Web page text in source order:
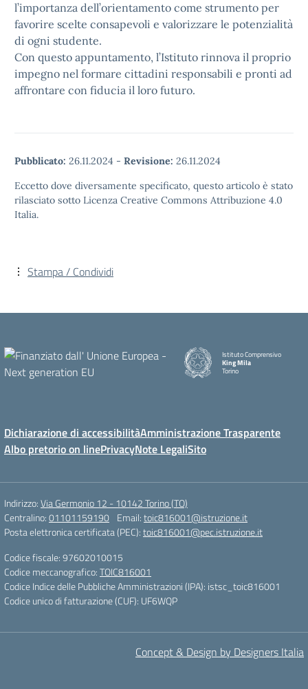
l’importanza dell’orientamento come strumento per
favorire scelte consapevoli e valorizzare le potenzialità
di ogni studente.
Con questo appuntamento, l’Istituto rinnova il proprio
impegno nel formare cittadini responsabili e pronti ad
affrontare con fiducia il loro futuro.
Pubblicato: 26.11.2024 - Revisione: 26.11.2024
Eccetto dove diversamente specificato, questo articolo è stato
rilasciato sotto Licenza Creative Commons Attribuzione 4.0
Italia.
Stampa / Condividi
Istituto Comprensivo
King Mila
Torino
Dichiarazione di accessibilitàAmministrazione Trasparente
Albo pretorio on linePrivacyNote LegaliSito
Indirizzo:Via Germonio 12 - 10142 Torino (TO)
Centralino:01101159190 Email:toic816001@istruzione.it
Posta elettronica certificata (PEC):toic816001@pec.istruzione.it
Codice fiscale: 97602010015
Codice meccanografico:TOIC816001
Codice Indice delle Pubbliche Amministrazioni (IPA): istsc_toic816001
Codice unico di fatturazione (CUF): UF6WQP
Concept & Design by Designers Italia